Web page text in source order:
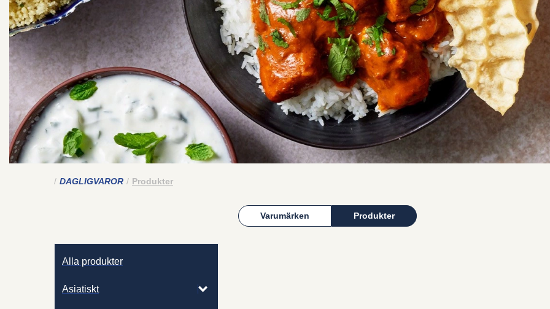
DAGLIGVAROR Produkter
Alla produkter
Asiatiskt
Varumärken Produkter